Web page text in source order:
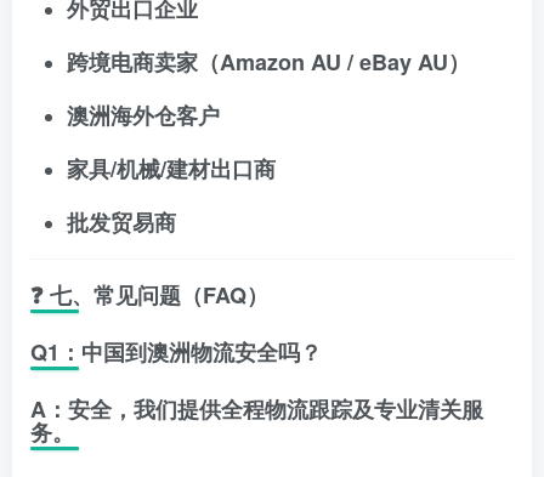
外贸出口企业
跨境电商卖家（Amazon AU / eBay AU）
澳洲海外仓客户
家具/机械/建材出口商
批发贸易商
❓ 七、常见问题（FAQ）
Q1：中国到澳洲物流安全吗？
A：安全，我们提供全程物流跟踪及专业清关服
务。